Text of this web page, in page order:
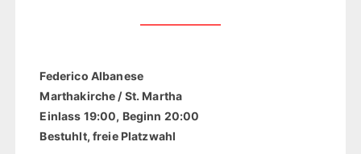
Federico Albanese
Marthakirche / St. Martha
Einlass 19:00, Beginn 20:00
Bestuhlt, freie Platzwahl